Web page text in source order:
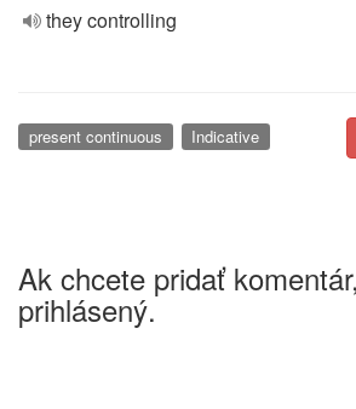
they controlling
present continuous Indicative
Ak chcete pridať
prihlásený.